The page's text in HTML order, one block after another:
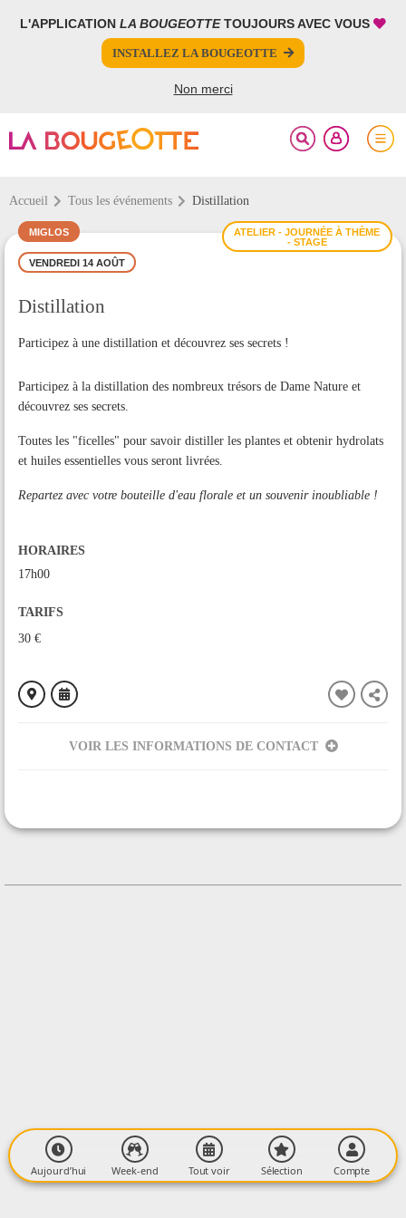
L'APPLICATION LA BOUGEOTTETOUJOURS AVEC VOUS
INSTALLEZ LA BOUGEOTTE
Non merci
Accueil Tous les événements Distillation
ATELIER - JOURNÉE À THÈME
- STAGE
MIGLOS
VENDREDI 14 AOÛT
Distillation
Participez à une distillation et découvrez ses secrets !
Participez à la distillation des nombreux trésors de Dame Nature et
découvrez ses secrets.
Toutes les "ficelles" pour savoir distiller les plantes et obtenir hydrolats
et huiles essentielles vous seront livrées.
Repartez avec votre bouteille d'eau florale et un souvenir inoubliable !
HORAIRES
17h00
TARIFS
30 €
VOIR LES INFORMATIONS DE CONTACT
CONTACT
Contacter l'organisateur
FERMER
PARTAGER
Aujourd’hui Week-end Tout voir Sélection Compte
FERMER
Votre inscription à la newsletter a été effectuée.